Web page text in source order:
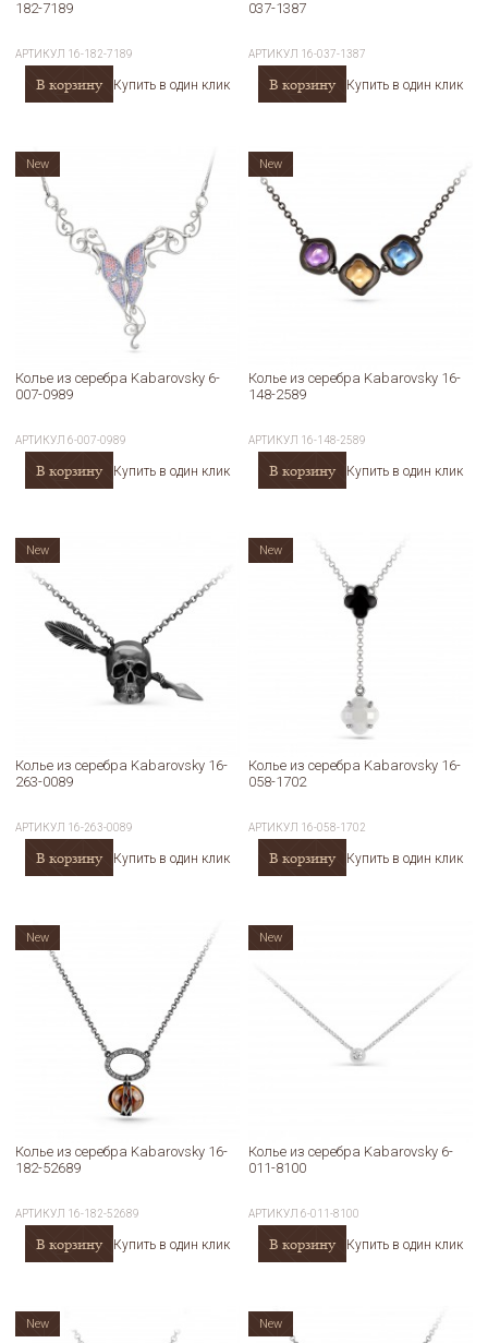
182-7189
АРТИКУЛ 16-182-7189
В корзину Купить в один клик
037-1387
АРТИКУЛ 16-037-1387
В корзину Купить в один клик
Колье из серебра Kabarovsky 6-
007-0989
АРТИКУЛ6-007-0989
В корзину Купить в один клик
New
Колье из серебра Kabarovsky 16-
148-2589
АРТИКУЛ 16-148-2589
В корзину Купить в один клик
New
Колье из серебра Kabarovsky 16-
263-0089
АРТИКУЛ 16-263-0089
В корзину Купить в один клик
New
Колье из серебра Kabarovsky 16-
058-1702
АРТИКУЛ 16-058-1702
В корзину Купить в один клик
New
Колье из серебра Kabarovsky 16-
182-52689
АРТИКУЛ 16-182-52689
В корзину Купить в один клик
New
Колье из серебра Kabarovsky 6-
011-8100
АРТИКУЛ6-011-8100
В корзину Купить в один клик
New
New New